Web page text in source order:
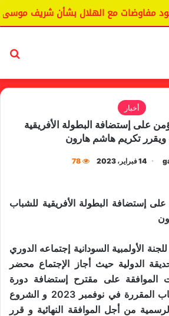
مفاوضات مع الهلال بشأن شريف موسى.
أخبار
على إستضافة البطولة الأفريقية
تكريم هاشم هارون
14 فبراير، 2023 78
على إستضافة البطولة الأفريقية للشباب
الأولمبية السودانية إجتماعه الدوري
الدولية حيث أجاز الإجتماع محضر
الموافقة على مقترح إستضافة دورة
الألعاب الأفريقية للشباب المقررة في نوفمبر 2023 و الشروع
من أجل الموافقة النهائية و قرر